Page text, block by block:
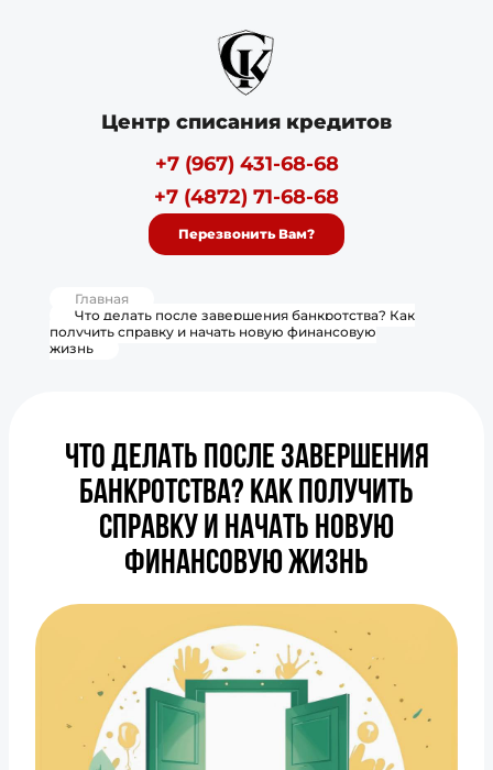
Центр списания кредитов
+7 (967) 431-68-68
+7 (4872) 71-68-68
Перезвонить Вам?
Главная
Что делать после завершения банкротства? Как
получить справку и начать новую финансовую
жизнь
Что делать после завершения
банкротства? Как получить
справку и начать новую
финансовую жизнь